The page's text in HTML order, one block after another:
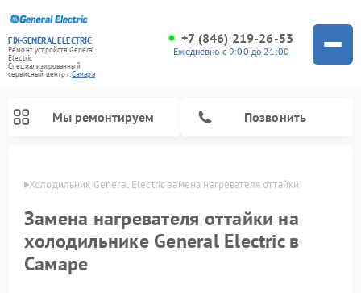
FIX-GENERAL ELECTRIC
Ремонт устройств General
Electric
Специализированный
cервисный центр г.Самара
+7 (846) 219-26-53
Ежедневно с 9:00 до 21:00
Мы ремонтируем Позвонить
Холодильник General Electric замена нагревателя оттайки
Замена нагревателя оттайки на
холодильнике General Electric в
Самаре